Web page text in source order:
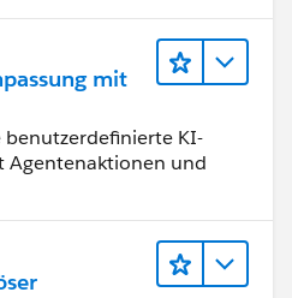
mit
benutzerdefinierte KI-
Agentenaktionen und